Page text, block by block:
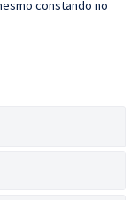
constando no